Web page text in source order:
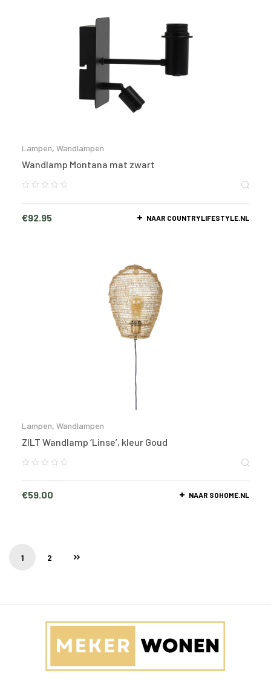
Lampen, Wandlampen
Wandlamp Montana mat zwart
€92.95 NAAR COUNTRYLIFESTYLE.NL
Lampen, Wandlampen
ZILT Wandlamp ‘Linse’, kleur Goud
€59.00 NAAR SOHOME.NL
1 2